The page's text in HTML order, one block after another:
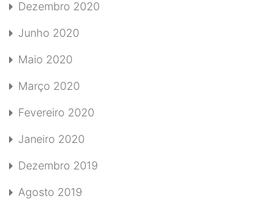
Dezembro 2020
Junho 2020
Maio 2020
Março 2020
Fevereiro 2020
Janeiro 2020
Dezembro 2019
Agosto 2019